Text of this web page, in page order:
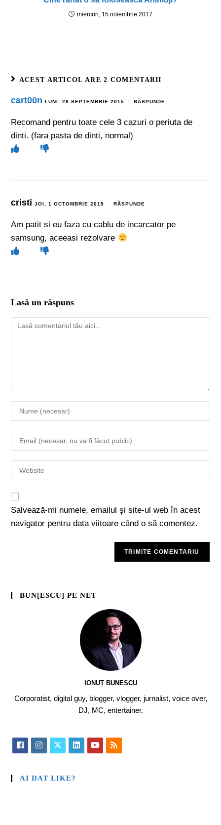
miercuri, 15 noiembrie 2017
ACEST ARTICOL ARE 2 COMENTARII
cart00n LUNI, 28 SEPTEMBRIE 2015 RĂSPUNDE
Recomand pentru toate cele 3 cazuri o periuta de
dinti. (fara pasta de dinti, normal)
cristiJOI, 1 OCTOMBRIE 2015 RĂSPUNDE
Am patit si eu faza cu cablu de incarcator pe
samsung, aceeasi rezolvare
Lasă un răspuns
Salvează-mi numele, emailul și site-ul web în acest
navigator pentru data viitoare când o să comentez.
BUN[ESCU] PE NET
IONUȚ BUNESCU
Corporatist, digital guy, blogger, vlogger, jurnalist, voice over,
DJ, MC, entertainer.
AI DAT LIKE?